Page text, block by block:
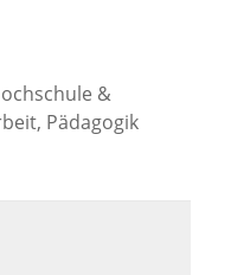
&
Pädagogik